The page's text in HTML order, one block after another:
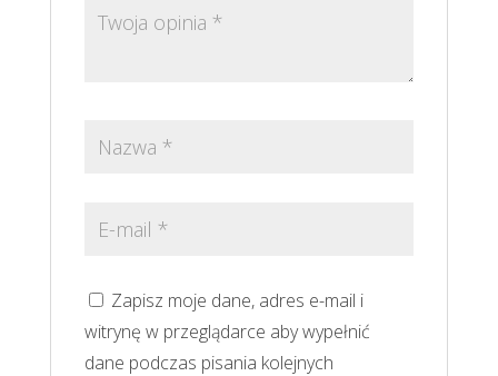
Zapisz moje dane, adres e-mail i
witrynę w przeglądarce aby wypełnić
dane podczas pisania kolejnych